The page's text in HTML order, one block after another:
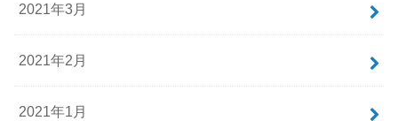
2021年3月
2021年2月
2021年1月